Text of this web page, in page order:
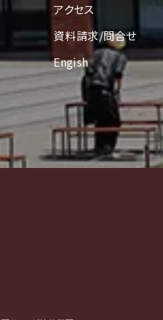
アクセス
資料請求/問合せ
Engish